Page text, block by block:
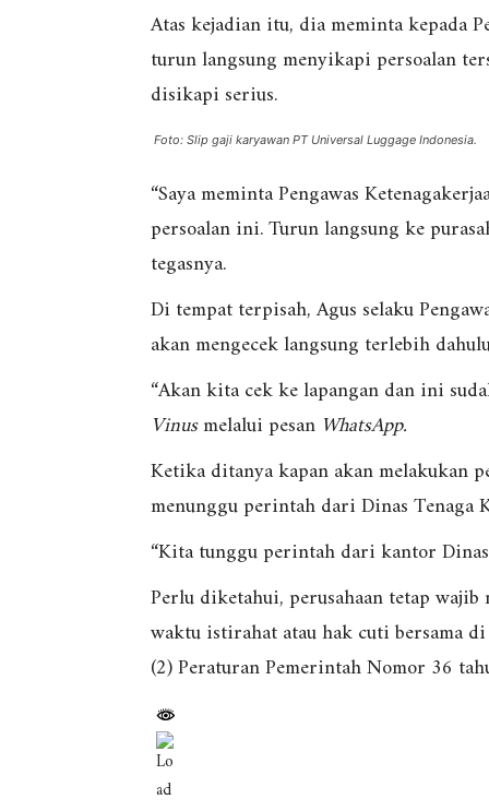
Atas kejadian itu, dia meminta kepada
turun langsung menyikapi persoalan
disikapi serius.
Foto: Slip gaji karyawan PT Universal Luggage Indonesia.
“Saya meminta Pengawas
persoalan ini. Turun langsung ke
tegasnya.
Di tempat terpisah, Agus selaku
akan mengecek langsung terlebih
“Akan kita cek ke lapangan dan ini
Vinusmelalui pesan WhatsApp.
Ketika ditanya kapan akan melakukan
menunggu perintah dari Dinas Tenaga
“Kita tunggu perintah dari kantor
Perlu diketahui, perusahaan tetap
waktu istirahat atau hak cuti bersama
(2) Peraturan Pemerintah Nomor 36